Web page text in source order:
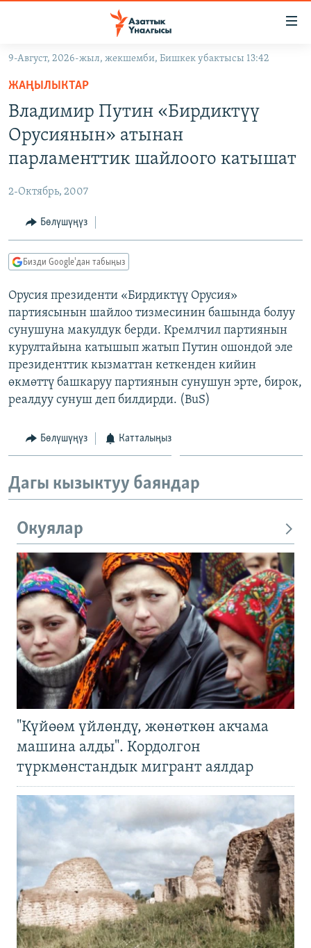
Навигацияга
өтүңүз
Издөөгө
салыңыз
МАДАНИЯТ
ДҮЙНӨ
УКРАИНА
ТВ ПРОГРАММАЛАР
БҮГҮН АЗАТТЫКТА
ДАНИСТЕ
АЗАТТЫК+
ЫҢГАЙСЫЗ СУРООЛОР
ПОДКАСТ
ОНЛАЙН ШЕРИНЕ
9-Август, 2026-жыл, жекшемби, Бишкек убактысы 13:42
ЖАҢЫЛЫКТАР
Владимир Путин «Бирдиктүү
Орусиянын» атынан
парламенттик шайлоого катышат
2-Октябрь, 2007
Бөлүшүңүз
Бизди Google'дан табыңыз
Орусия президенти «Бирдиктүү Орусия»
партиясынын шайлоо тизмесинин башында болуу
сунушуна макулдук берди. Кремлчил партиянын
курултайына катышып жатып Путин ошондой эле
президенттик кызматтан кеткенден кийин
өкмөттү башкаруу партиянын сунушун эрте, бирок,
реалдуу сунуш деп билдирди. (BuS)
Бөлүшүңүз Катталыңыз
Дагы кызыктуу баяндар
Окуялар
"Күйөөм үйлөндү, жөнөткөн акчама
машина алды". Кордолгон
түркмөнстандык мигрант аялдар